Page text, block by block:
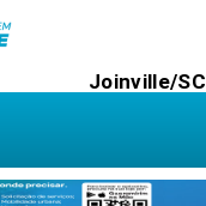
Joinville/SC